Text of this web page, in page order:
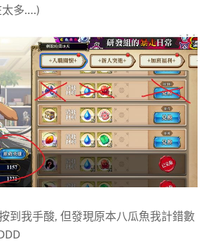
太多….)
到我手酸, 但發現原本八瓜魚我計錯數